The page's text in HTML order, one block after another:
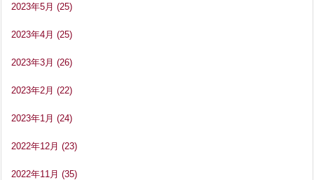
2023年5月 (25)
2023年4月 (25)
2023年3月 (26)
2023年2月 (22)
2023年1月 (24)
2022年12月 (23)
2022年11月 (35)